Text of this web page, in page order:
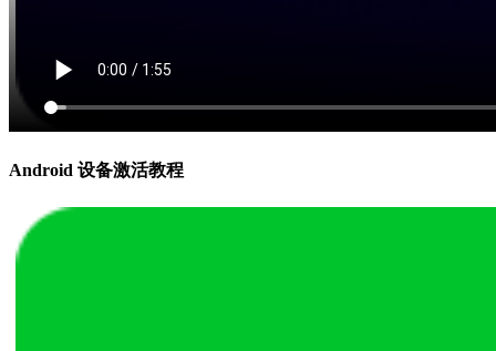
Android 设备激活教程